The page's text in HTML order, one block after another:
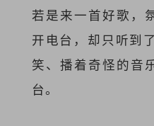
若是来一首好歌，
开电台，却只听到
笑、播着奇怪的
台。